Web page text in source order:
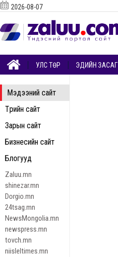
Мэдээний сайт
Төрийн сайт
Зарын сайт
Бизнесийн сайт
Блогууд
Zaluu.mn
shinezar.mn
Dorgio.mn
24tsag.mn
NewsMongolia.mn
newspress.mn
tovch.mn
niisleltimes.mn
2026-08-07
УЛС ТӨР ЭДИЙН ЗАСАГ